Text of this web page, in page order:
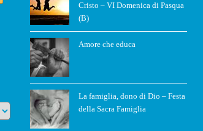
Cristo – VI Domenica di Pasqua
(B)
Amore che educa
La famiglia, dono di Dio – Festa
della Sacra Famiglia